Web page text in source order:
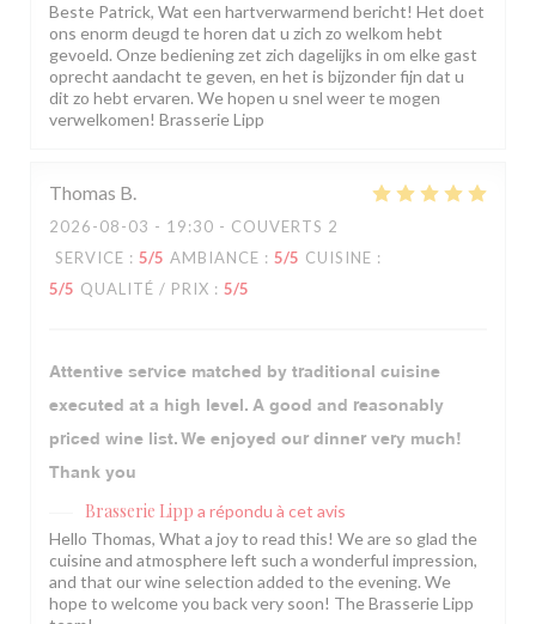
Beste Patrick, Wat een hartverwarmend bericht! Het doet
ons enorm deugd te horen dat u zich zo welkom hebt
gevoeld. Onze bediening zet zich dagelijks in om elke gast
oprecht aandacht te geven, en het is bijzonder fijn dat u
dit zo hebt ervaren. We hopen u snel weer te mogen
verwelkomen! Brasserie Lipp
Thomas B
2026-08-03 - 19:30 - COUVERTS 2
SERVICE : 5/5 AMBIANCE : 5/5 CUISINE :
5/5 QUALITÉ / PRIX : 5/5
Attentive service matched by traditional cuisine
executed at a high level. A good and reasonably
priced wine list. We enjoyed our dinner very much!
Thank you
Brasserie Lipp a répondu à cet avis
Hello Thomas, What a joy to read this! We are so glad the
cuisine and atmosphere left such a wonderful impression,
and that our wine selection added to the evening. We
hope to welcome you back very soon! The Brasserie Lipp